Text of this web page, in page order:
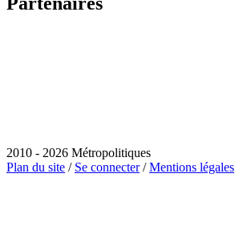
2010 - 2026 Métropolitiques
Plan du site / Se connecter/Mentions légales